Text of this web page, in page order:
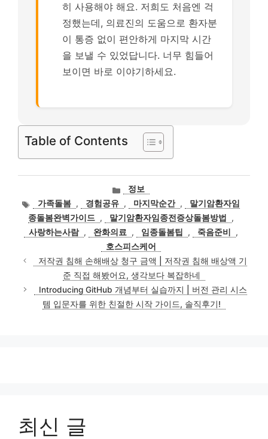
히 사용해야 해요. 저희도 처음엔 걱
정했는데, 의료진의 도움으로 환자분
이 통증 없이 편안하게 마지막 시간
을 보낼 수 있었답니다. 너무 힘들어
보이면 바로 이야기하세요.
Table of Contents
카
고
리
정보
태
그
가족돌봄 , 경험공유 , 마지막순간 ,
말기암환자임
종돌봄완벽가이드 , 말기암환자임종전증상돌봄방법
,
사랑하는사람 , 완화의료 , 임종돌봄팁 , 죽음준비
,
호스피스케어
저작권 침해 손해배상 청구 금액 | 저작권 침해 배상액 기
준 직접 해봤어요, 생각보다 복잡하네
Introducing GitHub 개념부터 실습까지 | 버전 관리 시스
템 입문자를 위한 친절한 시작 가이드, 솔직후기!
최신 글